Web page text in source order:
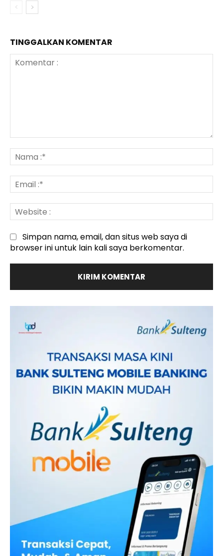
TINGGALKAN KOMENTAR
:*
:*
:
Simpan nama, email, dan situs web saya di
browser ini untuk lain kali saya berkomentar.